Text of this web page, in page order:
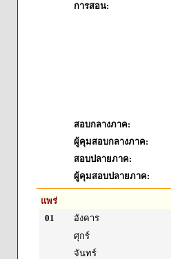
การสอน:
สอบกลางภาค:
ผู้คุมสอบกลางภาค:
สอบปลายภาค:
ผู้คุมสอบปลายภาค:
แพร่
01
อังคาร
ศุกร์
จันทร์